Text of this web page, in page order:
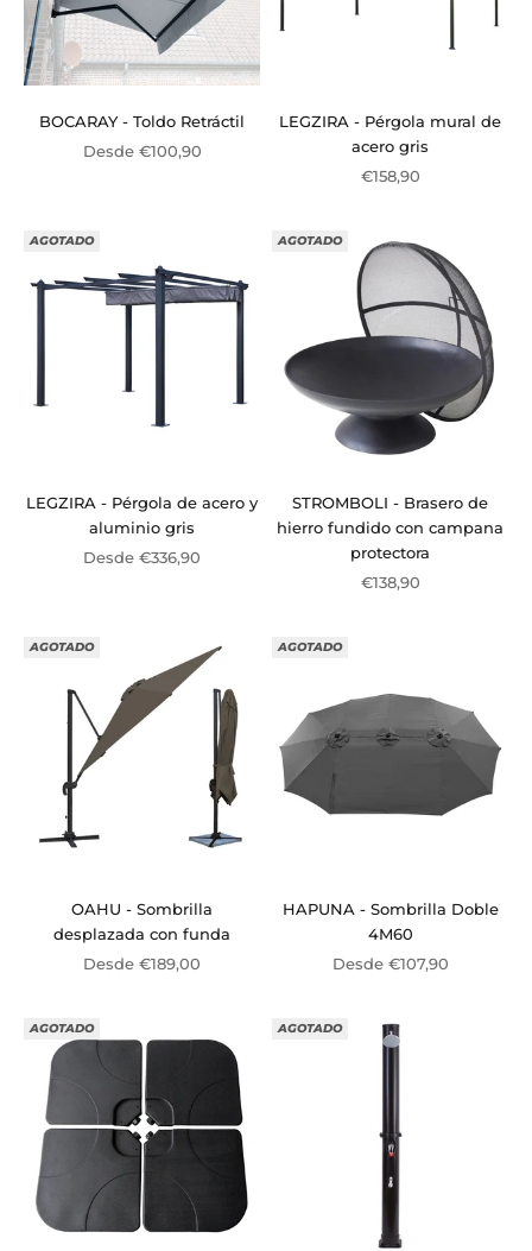
BOCARAY - Toldo Retráctil
Precio de oferta
Desde €100,90
LEGZIRA - Pérgola mural de
acero gris
Precio de oferta
€158,90
AGOTADO
LEGZIRA - Pérgola de acero y
aluminio gris
Precio de oferta
Desde €336,90
AGOTADO
STROMBOLI - Brasero de
hierro fundido con campana
protectora
Precio de oferta
€138,90
AGOTADO
OAHU - Sombrilla
desplazada con funda
Precio de oferta
Desde €189,00
AGOTADO
HAPUNA - Sombrilla Doble
4M60
Precio de oferta
Desde €107,90
AGOTADO AGOTADO